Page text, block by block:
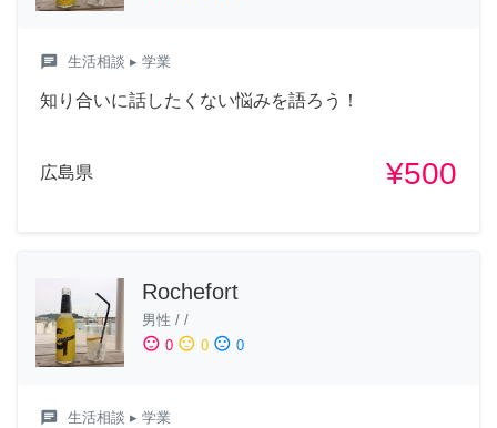
chat 生活相談 ▸ 学業
知り合いに話したくない悩みを語ろう！
広島県 ¥500
Rochefort
男性 / /
sentiment_satisfied 0 sentiment_neutral 0 sentiment_dissatisfied 0
chat 生活相談 ▸ 学業